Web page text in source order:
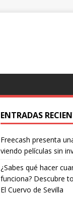
ENTRADAS
Freecash presenta
viendo películas sin
¿Sabes qué hacer
funciona? Descubre
El Cuervo de Sevilla